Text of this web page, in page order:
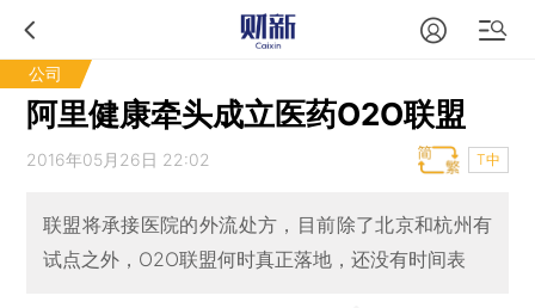
公司
阿里健康牵头成立医药O2O联盟
2016年05月26日 22:02 T中
联盟将承接医院的外流处方，目前除了北京和杭州有
试点之外，O2O联盟何时真正落地，还没有时间表